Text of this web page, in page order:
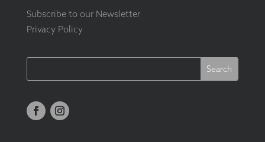
Subscribe to our Newsletter
Privacy Policy